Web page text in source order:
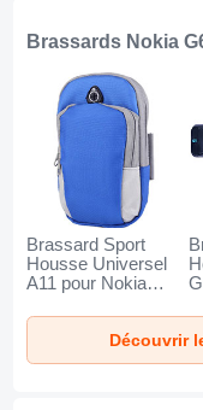
Brassards Nokia
Brassard Sport
Housse Universel
A11 pour Nokia
Découvrir